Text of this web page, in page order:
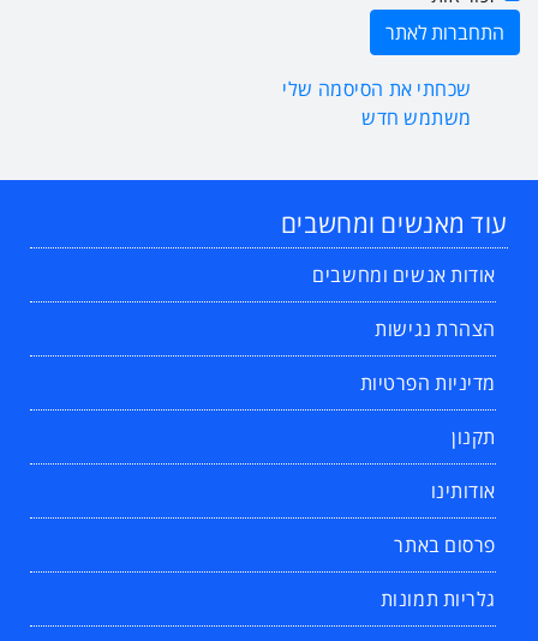
שכחתי את הסיסמה שלי
משתמש חדש
עוד מאנשים ומחשבים
אודות אנשים ומחשבים
הצהרת נגישות
מדיניות הפרטיות
תקנון
אודותינו
פרסום באתר
גלריות תמונות